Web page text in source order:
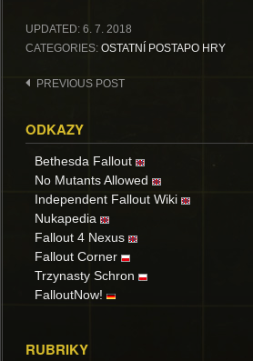
UPDATED: 6. 7. 2018
CATEGORIES: OSTATNÍ POSTAPO HRY
Post
PREVIOUS POST
ODKAZY
Bethesda Fallout
No Mutants Allowed
Independent Fallout Wiki
Nukapedia
Fallout 4 Nexus
Fallout Corner
Trzynasty Schron
FalloutNow!
RUBRIKY